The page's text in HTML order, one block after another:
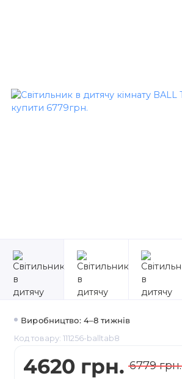
Виробництво: 4–8 тижнів
Код товару: 111256-balltab8
4620 грн. 6779 грн.